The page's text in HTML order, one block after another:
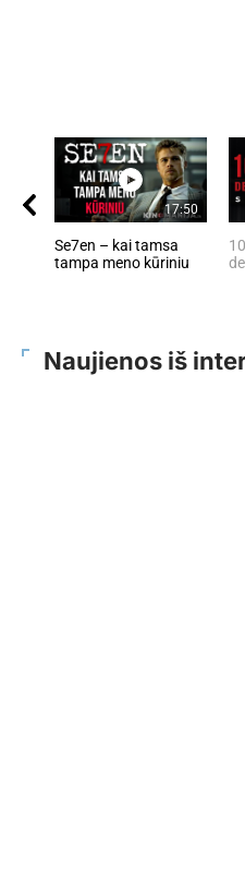
17:50
Se7en – kai tamsa
tampa meno kūriniu
Naujienos iš